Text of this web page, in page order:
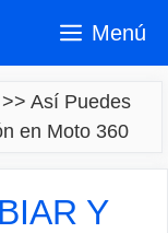
Menú
Así Puedes
en Moto 360
Y